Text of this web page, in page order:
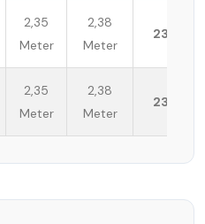
2,35
Meter
2,38
Meter
23 Ton
2,35
Meter
2,38
Meter
23 Ton